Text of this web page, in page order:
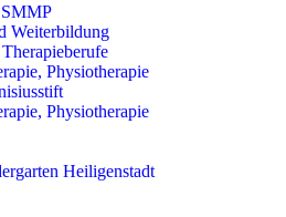
SMMP
Weiterbildung
Physiotherapie
Physiotherapie
Heiligenstadt